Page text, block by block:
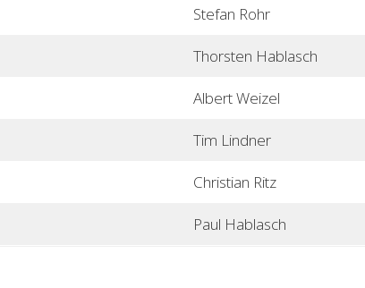
Stefan Rohr
Thorsten Hablasch
Albert Weizel
Tim Lindner
Christian Ritz
Paul Hablasch